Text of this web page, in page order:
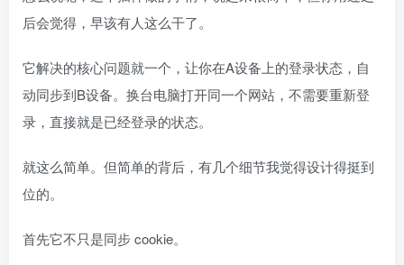
后会觉得，早该有人这么干了。
它解决的核心问题就一个，让你在A设备上的登录状态，自
动同步到B设备。换台电脑打开同一个网站，不需要重新登
录，直接就是已经登录的状态。
就这么简单。但简单的背后，有几个细节我觉得设计得挺到
位的。
首先它不只是同步 cookie。